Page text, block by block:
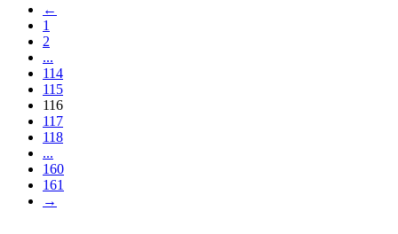
←
1
2
...
114
115
116
117
118
...
160
161
→